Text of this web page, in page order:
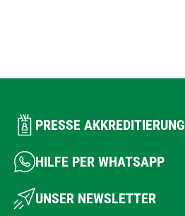
PRESSE AKKREDITIERUNG
HILFE PER WHATSAPP
UNSER NEWSLETTER